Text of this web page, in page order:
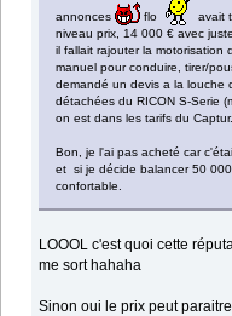
annonces flo
avait
niveau prix, 14 000 € avec
il fallait rajouter la motorisation
manuel pour conduire, tirer/
demandé un devis a la louche
détachées du RICON S-Serie
on est dans les tarifs du Captur.
Bon, je l'ai pas acheté car
et si je décide balancer 50
confortable.
LOOOL c'est quoi cette
me sort hahaha
Sinon oui le prix peut